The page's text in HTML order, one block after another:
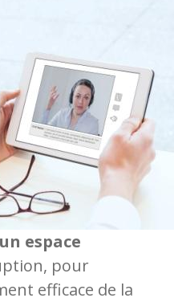
espace
pour
efficace de la